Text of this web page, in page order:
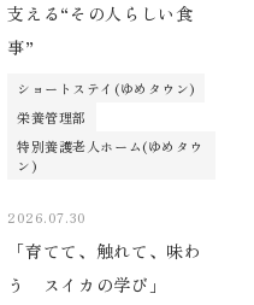
支える“その人らしい食
事”
ショートステイ(ゆめタウン)
栄養管理部
特別養護老人ホーム(ゆめタウ
ン)
2026.07.30
「育てて、触れて、味わ
う スイカの学び」